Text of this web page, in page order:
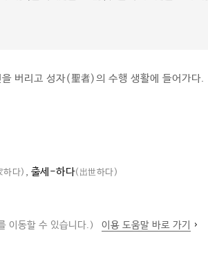
버리고 성자(聖者)의 수행 생활에 들어가다.
하다) , 출세-하다(出世하다)
이동할 수 있습니다.) 이용 도움말 바로 가기